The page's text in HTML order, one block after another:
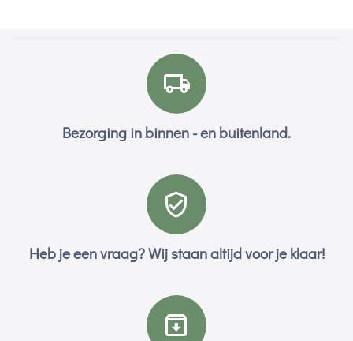
Bezorging in binnen - en buitenland.
Heb je een vraag? Wij staan altijd voor je klaar!